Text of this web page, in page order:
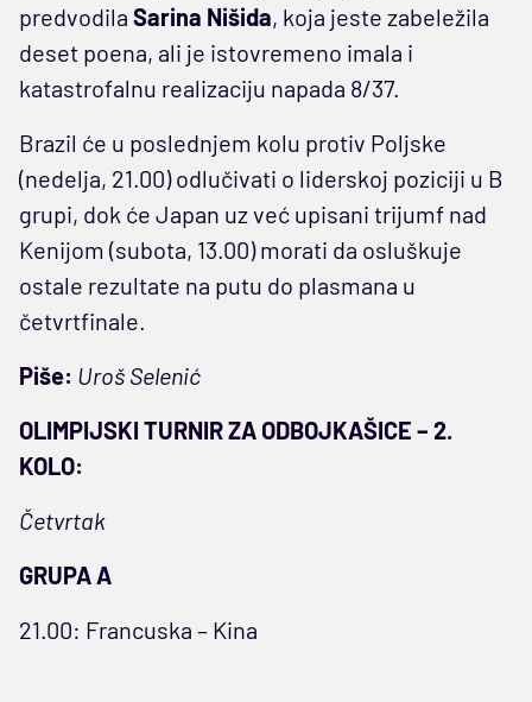
predvodila Sarina Nišida, koja jeste zabeležila
deset poena, ali je istovremeno imala i
katastrofalnu realizaciju napada 8/37.
Brazil će u poslednjem kolu protiv Poljske
(nedelja, 21.00) odlučivati o liderskoj poziciji u B
grupi, dok će Japan uz već upisani trijumf nad
Kenijom (subota, 13.00) morati da osluškuje
ostale rezultate na putu do plasmana u
četvrtfinale.
Piše: Uroš Selenić
OLIMPIJSKI TURNIR ZA ODBOJKAŠICE – 2.
KOLO:
Četvrtak
GRUPA A
21.00: Francuska – Kina